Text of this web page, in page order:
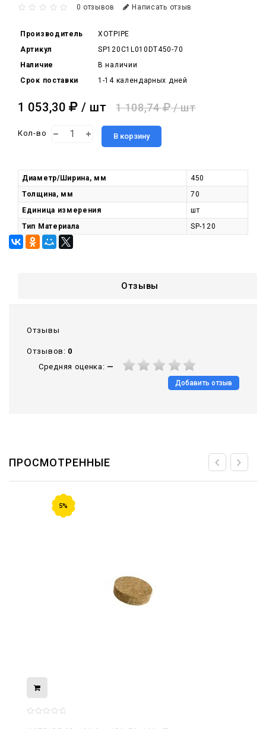
0 отзывов Написать отзыв
Производитель
XOTPIPE
Артикул
SP120C1L010DT450-70
Наличие
В наличии
Срок поставки
1-14 календарных дней
1 053,30 / шт 1 108,74 / шт
Кол-во В корзину
Диаметр/Ширина, мм
450
Толщина, мм
70
Единица измерения
шт
Тип Материала
SP-120
Отзывы
Отзывы
Отзывов: 0
Средняя оценка: —
Добавить отзыв
ПРОСМОТРЕННЫЕ
5%